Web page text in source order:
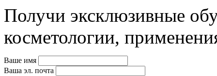
Получи эксклюзивные
косметологии,
Ваше имя
Ваша эл. почта